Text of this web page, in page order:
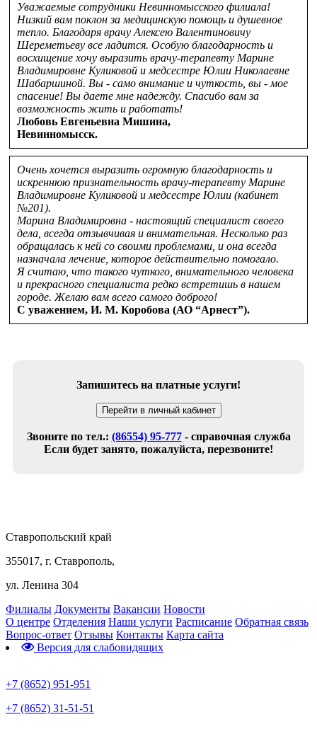
Уважаемые сотрудники Невинномысского филиала!
Низкий вам поклон за медицинскую помощь и душевное
тепло. Благодаря врачу Алексею Валентиновичу
Шереметьеву все ладится. Особую благодарность и
восхищение хочу выразить врачу-терапевту Марине
Владимировне Куликовой и медсестре Юлии Николаевне
Шабаршиной. Вы - само внимание и чуткость, вы - мое
спасение! Вы даете мне надежду. Спасибо вам за
возможность жить и работать!
Любовь Евгеньевна Мишина,
Невинномысск.
Очень хочется выразить огромную благодарность и
искреннюю признательность врачу-терапевту Марине
Владимировне Куликовой и медсестре Юлии (кабинет
№201).
Марина Владимировна - настоящий специалист своего
дела, всегда отзывчивая и внимательная. Несколько раз
обращалась к ней со своими проблемами, и она всегда
назначала лечение, которое действительно помогало.
Я считаю, что такого чуткого, внимательного человека
и прекрасного специалиста редко встретишь в нашем
городе. Желаю вам всего самого доброго!
С уважением, И. М. Коробова (АО “Арнест”).
Запишитесь на платные услуги!
Звоните по тел.: (86554) 95-777- справочная служба
Если будет занято, пожалуйста, перезвоните!
Ставропольский край
355017, г. Ставрополь,
ул. Ленина 304
Филиалы Документы Вакансии Новости
О центре Отделения Наши услуги Расписание Обратная связь
Вопрос-ответ Отзывы Контакты Карта сайта
Версия для слабовидящих
+7 (8652) 951-951
+7 (8652) 31-51-51